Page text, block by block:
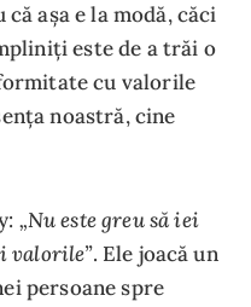
așa e la modă, căci
este de a trăi o
cu valorile
noastră, cine
„Nu este greu să iei
valorile”. Ele joacă un
persoane spre